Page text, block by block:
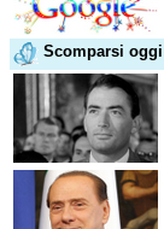
Scomparsi oggi